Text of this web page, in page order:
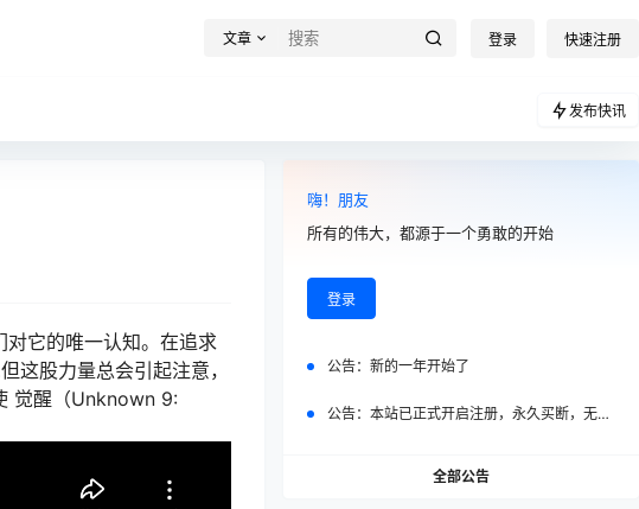
文章 登录 快速注册
发布快讯
它的唯一认知。在追求
股力量总会引起注意，
觉醒（Unknown 9:
嗨！朋友
所有的伟大，都源于一个勇敢的开始
登录
公告： 新的一年开始了
公告： 本站已正式开启注册，永久买断，无任何二次付费
全部公告